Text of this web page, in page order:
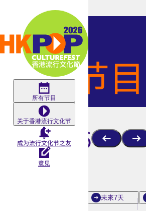
Skip to main content
所
有
节
目
所有节目
关于香港流行文化节
成为流行文化节之友
意见
所有节目
8月 2026
未來7天